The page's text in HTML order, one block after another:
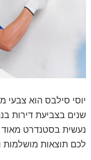
שנים בצביעת דירות
נעשית בסטנדרט מאוד
לכם תוצאות